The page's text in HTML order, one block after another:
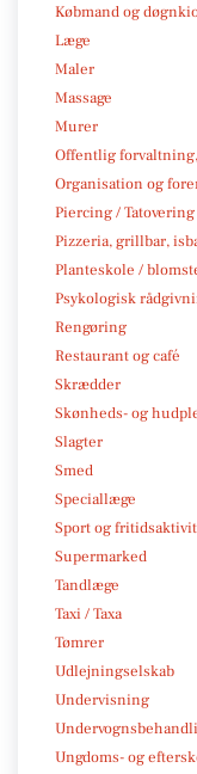
Købmand og
Læge
Maler
Massage
Murer
Offentlig
Organisation og
Piercing / Tatovering
Pizzeria, grillbar,
Planteskole /
Psykologisk
Rengøring
Restaurant og café
Skrædder
Skønheds- og
Slagter
Smed
Speciallæge
Sport og
Supermarked
Tandlæge
Taxi / Taxa
Tømrer
Udlejningselskab
Undervisning
Ungdoms- og